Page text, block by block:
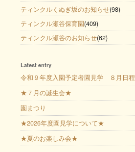
ティンクルくぬぎ坂のお知らせ(98)
ティンクル瀬谷保育園(409)
ティンクル瀬谷のお知らせ(62)
Latest entry
令和９年度入園予定者園見学 ８月日程
★７月の誕生会★
園まつり
★2026年度園見学について★
★夏のお楽しみ会★